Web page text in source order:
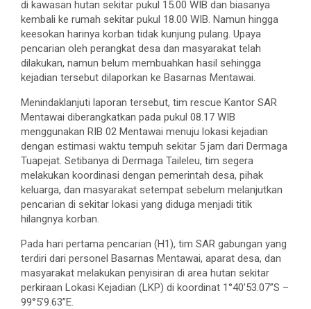
di kawasan hutan sekitar pukul 15.00 WIB dan biasanya
kembali ke rumah sekitar pukul 18.00 WIB. Namun hingga
keesokan harinya korban tidak kunjung pulang. Upaya
pencarian oleh perangkat desa dan masyarakat telah
dilakukan, namun belum membuahkan hasil sehingga
kejadian tersebut dilaporkan ke Basarnas Mentawai.
Menindaklanjuti laporan tersebut, tim rescue Kantor SAR
Mentawai diberangkatkan pada pukul 08.17 WIB
menggunakan RIB 02 Mentawai menuju lokasi kejadian
dengan estimasi waktu tempuh sekitar 5 jam dari Dermaga
Tuapejat. Setibanya di Dermaga Taileleu, tim segera
melakukan koordinasi dengan pemerintah desa, pihak
keluarga, dan masyarakat setempat sebelum melanjutkan
pencarian di sekitar lokasi yang diduga menjadi titik
hilangnya korban.
Pada hari pertama pencarian (H1), tim SAR gabungan yang
terdiri dari personel Basarnas Mentawai, aparat desa, dan
masyarakat melakukan penyisiran di area hutan sekitar
perkiraan Lokasi Kejadian (LKP) di koordinat 1°40’53.07”S –
99°5’9.63”E.